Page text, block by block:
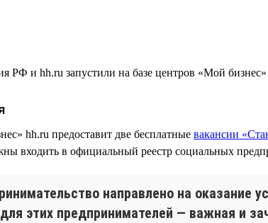
РФ и hh.ru запустили на базе центров «Мой
hh.ru предоставит две бесплатные вакансии
входить в официальный реестр социальных
направлено на оказание
этих предпринимателей — важная и